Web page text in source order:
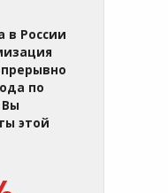
в России
по
этой